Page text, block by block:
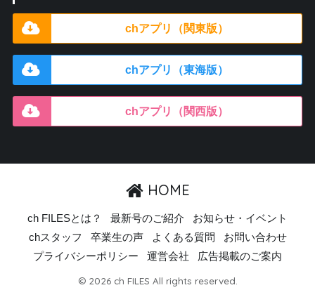
chアプリ（関東版）
chアプリ（東海版）
chアプリ（関西版）
HOME
ch FILESとは？ 最新号のご紹介
お知らせ・イベント
chスタッフ
卒業生の声 よくある質問
お問い合わせ
プライバシーポリシー
運営会社 広告掲載のご案内
© 2026 ch FILES All rights reserved.